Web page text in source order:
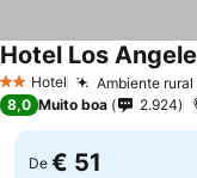
2 Estrelas
Hotel Ambiente
Hotel Los
8,0 Muito boa 2.924
De € 51